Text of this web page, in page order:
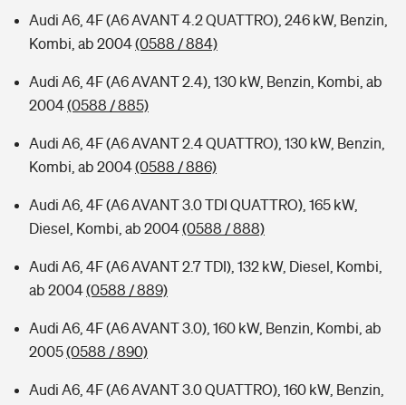
Audi A6, 4F (A6 AVANT 4.2 QUATTRO), 246 kW, Benzin,
Kombi, ab 2004(0588 / 884)
Audi A6, 4F (A6 AVANT 2.4), 130 kW, Benzin, Kombi, ab
2004(0588 / 885)
Audi A6, 4F (A6 AVANT 2.4 QUATTRO), 130 kW, Benzin,
Kombi, ab 2004(0588 / 886)
Audi A6, 4F (A6 AVANT 3.0 TDI QUATTRO), 165 kW,
Diesel, Kombi, ab 2004(0588 / 888)
Audi A6, 4F (A6 AVANT 2.7 TDI), 132 kW, Diesel, Kombi,
ab 2004(0588 / 889)
Audi A6, 4F (A6 AVANT 3.0), 160 kW, Benzin, Kombi, ab
2005(0588 / 890)
Audi A6, 4F (A6 AVANT 3.0 QUATTRO), 160 kW, Benzin,